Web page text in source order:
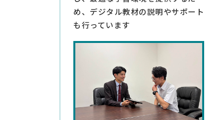
め、デジタル教材の説明やサポート
も行っています